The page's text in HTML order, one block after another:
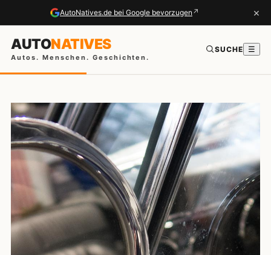
AutoNatives.de bei Google bevorzugen ↗ ×
AUTONATIVES
Autos. Menschen. Geschichten.
SUCHE ☰